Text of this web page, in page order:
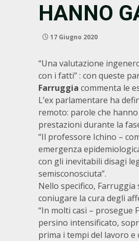
HANNO
17 Giugno 2020
“Una valutazione
con i fatti” : con queste
Farruggia commenta le
L’ex parlamentare ha
remoto: parole che
prestazioni durante la
“Il professore Ichino –
emergenza
con gli inevitabili disagi
semisconosciuta”.
Nello specifico,
coniugare la cura degli
“In molti casi – prosegue
persino intensificato,
prima i tempi del lavoro